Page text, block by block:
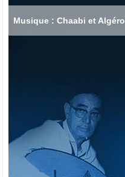
Musique : Chaabi et